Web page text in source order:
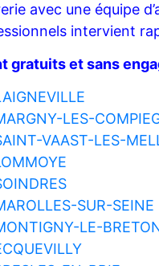
avec une équipe
intervient
gratuits et sans
LES-
VAAST-LES-
SUR-SEINE
LE-